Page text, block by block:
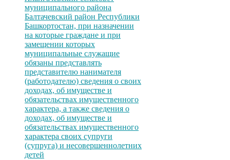
муниципального района
Балтачевский район Республики
Башкортостан, при назначении
на которые граждане и при
замещении которых
муниципальные служащие
обязаны представлять
представителю нанимателя
(работодателю) сведения о своих
доходах, об имуществе и
обязательствах имущественного
характера, а также сведения о
доходах, об имуществе и
обязательствах имущественного
характера своих супруги
(супруга) и несовершеннолетних
детей